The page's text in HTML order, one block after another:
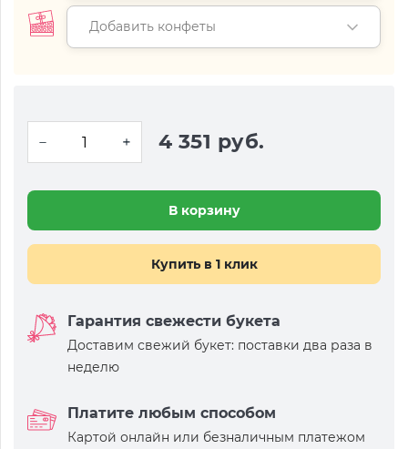
Добавить конфеты
4 351 руб.
В корзину
Купить в 1 клик
Гарантия свежести букета
Доставим свежий букет: поставки два раза в
неделю
Платите любым способом
Картой онлайн или безналичным платежом